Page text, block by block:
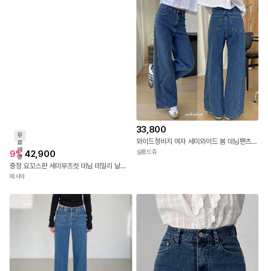
무
료
배
송
9% 42,900
중청 요꼬스판 세미부츠컷 데님 데일리 날씬해보이는 편한팬츠
제시야
33,800
와이드청바지 여자 세미와이드 봄 데님팬츠 키작녀 하이웨스트 부츠컷진 통청바지
살롱드쥬